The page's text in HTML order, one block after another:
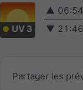
UV 3
▲ 06:54
▼ 21:46
Partager les